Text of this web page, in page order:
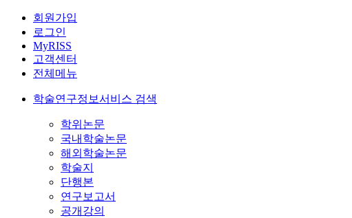
회원가입
로그인
MyRISS
고객센터
전체메뉴
학술연구정보서비스 검색
학위논문
국내학술논문
해외학술논문
학술지
단행본
연구보고서
공개강의